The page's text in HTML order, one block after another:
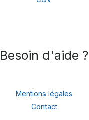
Besoin d'aide ?
Mentions légales
Contact